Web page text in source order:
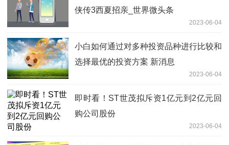
侠传3西夏招亲_世界微头条
2023-06-04
小白如何通过对多种投资品种进行比较和
选择最优的投资方案 新消息
2023-06-04
即时看！ST世茂拟斥资1亿元到2亿元回
购公司股份
2023-06-04